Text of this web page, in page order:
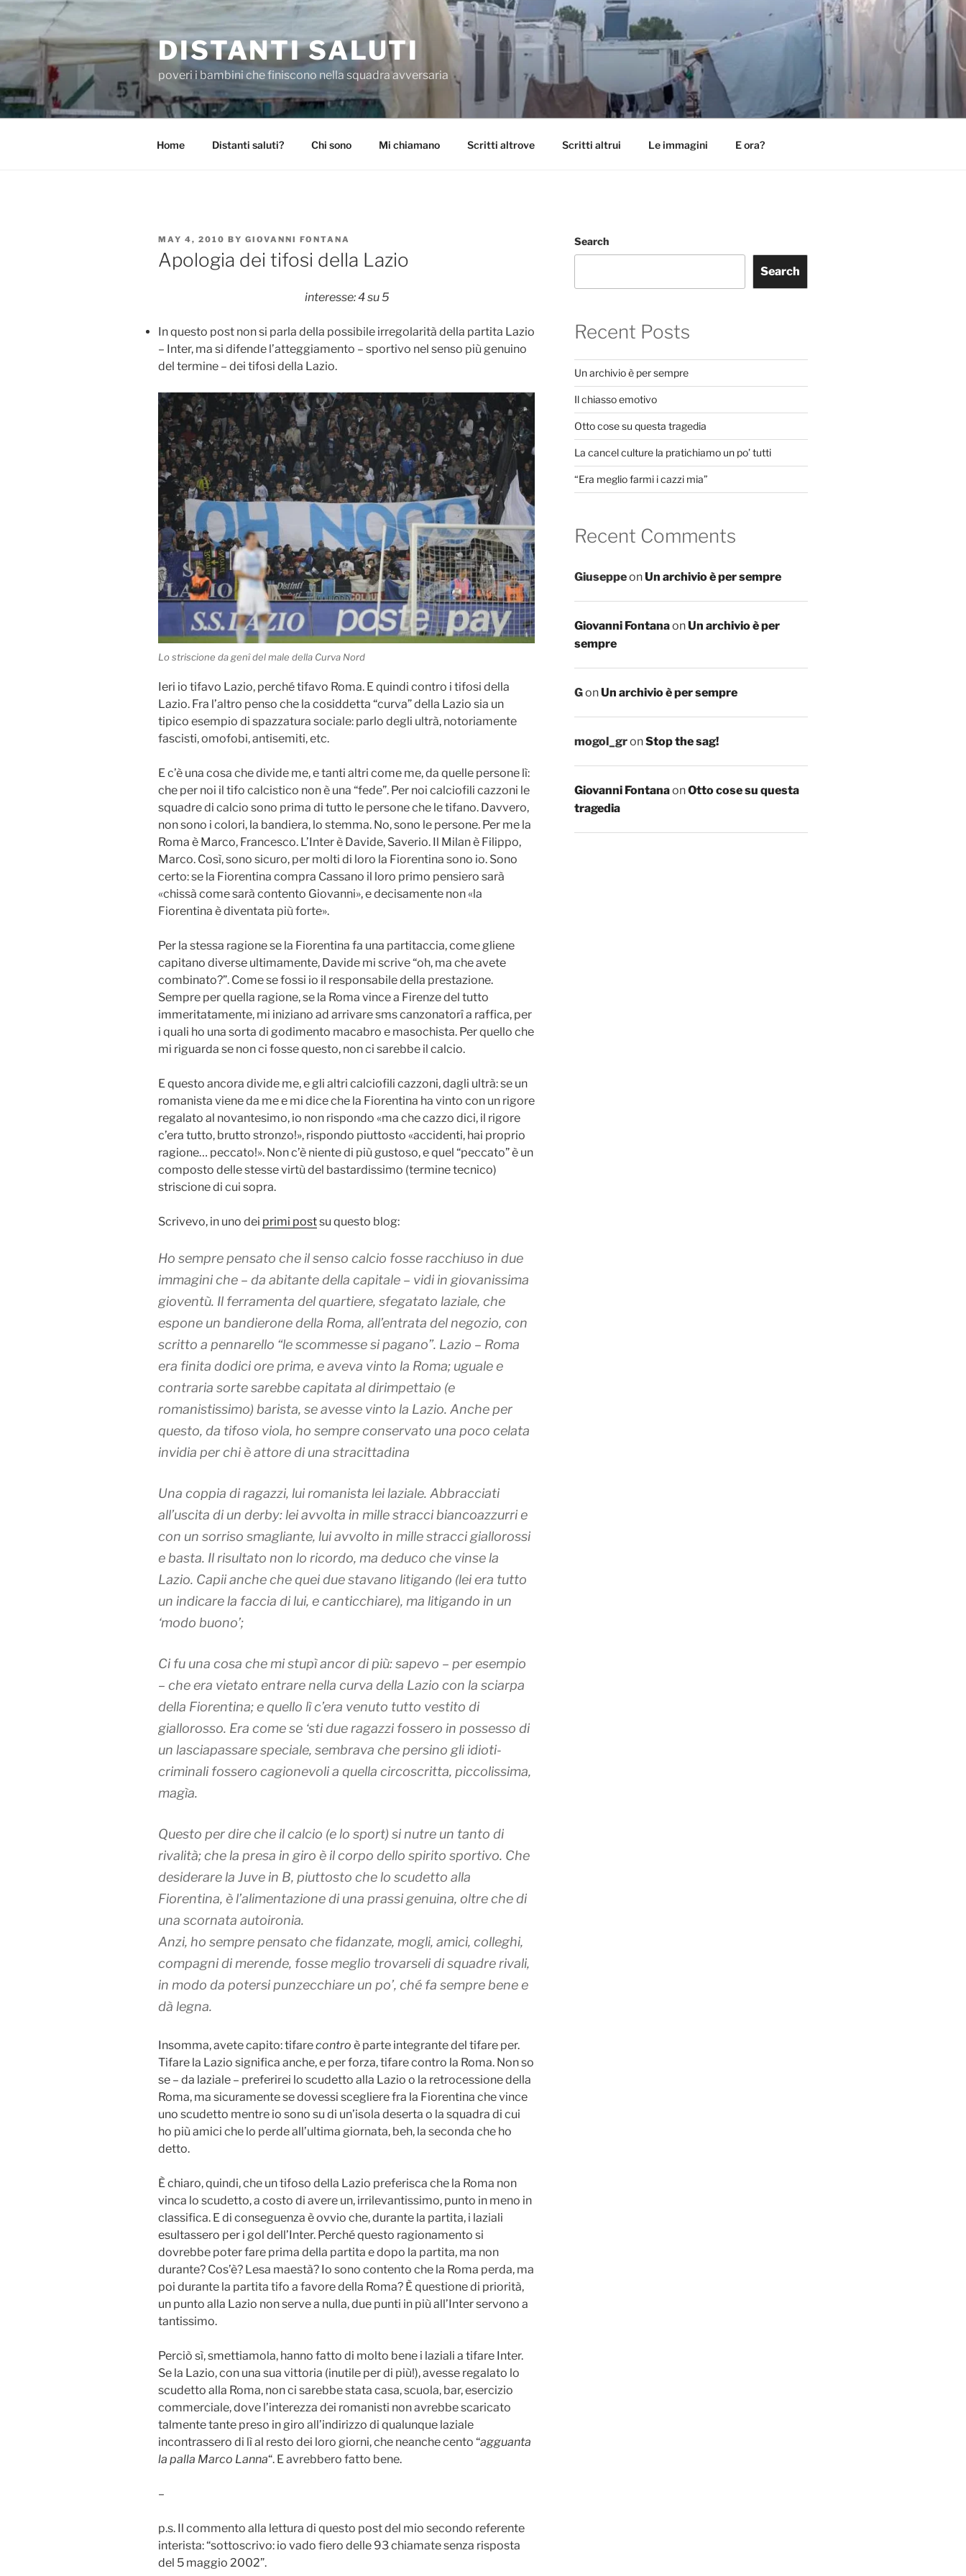
content
DISTANTI SALUTI
poveri i bambini che finiscono nella squadra avversaria
Home Distanti saluti? Chi sono Mi chiamano Scritti altrove Scritti altrui Le immagini E ora?
POSTED
ON
MAY 4, 2010 BY GIOVANNI FONTANA
Apologia dei tifosi della Lazio
interesse: 4 su 5
In questo post non si parla della possibile irregolarità della partita Lazio
– Inter, ma si difende l’atteggiamento – sportivo nel senso più genuino
del termine – dei tifosi della Lazio.
Lo striscione da genî del male della Curva Nord
Ieri io tifavo Lazio, perché tifavo Roma. E quindi contro i tifosi della
Lazio. Fra l’altro penso che la cosiddetta “curva” della Lazio sia un
tipico esempio di spazzatura sociale: parlo degli ultrà, notoriamente
fascisti, omofobi, antisemiti, etc.
E c’è una cosa che divide me, e tanti altri come me, da quelle persone lì:
che per noi il tifo calcistico non è una “fede”. Per noi calciofili cazzoni le
squadre di calcio sono prima di tutto le persone che le tifano. Davvero,
non sono i colori, la bandiera, lo stemma. No, sono le persone. Per me la
Roma è Marco, Francesco. L’Inter è Davide, Saverio. Il Milan è Filippo,
Marco. Così, sono sicuro, per molti di loro la Fiorentina sono io. Sono
certo: se la Fiorentina compra Cassano il loro primo pensiero sarà
«chissà come sarà contento Giovanni», e decisamente non «la
Fiorentina è diventata più forte».
Per la stessa ragione se la Fiorentina fa una partitaccia, come gliene
capitano diverse ultimamente, Davide mi scrive “oh, ma che avete
combinato?”. Come se fossi io il responsabile della prestazione.
Sempre per quella ragione, se la Roma vince a Firenze del tutto
immeritatamente, mi iniziano ad arrivare sms canzonatorî a raffica, per
i quali ho una sorta di godimento macabro e masochista. Per quello che
mi riguarda se non ci fosse questo, non ci sarebbe il calcio.
E questo ancora divide me, e gli altri calciofili cazzoni, dagli ultrà: se un
romanista viene da me e mi dice che la Fiorentina ha vinto con un rigore
regalato al novantesimo, io non rispondo «ma che cazzo dici, il rigore
c’era tutto, brutto stronzo!», rispondo piuttosto «accidenti, hai proprio
ragione… peccato!». Non c’è niente di più gustoso, e quel “peccato” è un
composto delle stesse virtù del bastardissimo (termine tecnico)
striscione di cui sopra.
Scrivevo, in uno dei primi postsu questo blog:
Ho sempre pensato che il senso calcio fosse racchiuso in due
immagini che – da abitante della capitale – vidi in giovanissima
gioventù. Il ferramenta del quartiere, sfegatato laziale, che
espone un bandierone della Roma, all’entrata del negozio, con
scritto a pennarello “le scommesse si pagano”. Lazio – Roma
era finita dodici ore prima, e aveva vinto la Roma; uguale e
contraria sorte sarebbe capitata al dirimpettaio (e
romanistissimo) barista, se avesse vinto la Lazio. Anche per
questo, da tifoso viola, ho sempre conservato una poco celata
invidia per chi è attore di una stracittadina
Una coppia di ragazzi, lui romanista lei laziale. Abbracciati
all’uscita di un derby: lei avvolta in mille stracci biancoazzurri e
con un sorriso smagliante, lui avvolto in mille stracci giallorossi
e basta. Il risultato non lo ricordo, ma deduco che vinse la
Lazio. Capii anche che quei due stavano litigando (lei era tutto
un indicare la faccia di lui, e canticchiare), ma litigando in un
‘modo buono’;
Ci fu una cosa che mi stupì ancor di più: sapevo – per esempio
– che era vietato entrare nella curva della Lazio con la sciarpa
della Fiorentina; e quello lì c’era venuto tutto vestito di
giallorosso. Era come se ‘sti due ragazzi fossero in possesso di
un lasciapassare speciale, sembrava che persino gli idioti-
criminali fossero cagionevoli a quella circoscritta, piccolissima,
magìa.
Questo per dire che il calcio (e lo sport) si nutre un tanto di
rivalità; che la presa in giro è il corpo dello spirito sportivo. Che
desiderare la Juve in B, piuttosto che lo scudetto alla
Fiorentina, è l’alimentazione di una prassi genuina, oltre che di
una scornata autoironia.
Anzi, ho sempre pensato che fidanzate, mogli, amici, colleghi,
compagni di merende, fosse meglio trovarseli di squadre rivali,
in modo da potersi punzecchiare un po’, ché fa sempre bene e
dà legna.
Insomma, avete capito: tifarecontro è parte integrante del tifare per.
Tifare la Lazio significa anche, e per forza, tifare contro la Roma. Non so
se – da laziale – preferirei lo scudetto alla Lazio o la retrocessione della
Roma, ma sicuramente se dovessi scegliere fra la Fiorentina che vince
uno scudetto mentre io sono su di un’isola deserta o la squadra di cui
ho più amici che lo perde all’ultima giornata, beh, la seconda che ho
detto.
È chiaro, quindi, che un tifoso della Lazio preferisca che la Roma non
vinca lo scudetto, a costo di avere un, irrilevantissimo, punto in meno in
classifica. E di conseguenza è ovvio che, durante la partita, i laziali
esultassero per i gol dell’Inter. Perché questo ragionamento si
dovrebbe poter fare prima della partita e dopo la partita, ma non
durante? Cos’è? Lesa maestà? Io sono contento che la Roma perda, ma
poi durante la partita tifo a favore della Roma? È questione di priorità,
un punto alla Lazio non serve a nulla, due punti in più all’Inter servono a
tantissimo.
Perciò sì, smettiamola, hanno fatto di molto bene i laziali a tifare Inter.
Se la Lazio, con una sua vittoria (inutile per di più!), avesse regalato lo
scudetto alla Roma, non ci sarebbe stata casa, scuola, bar, esercizio
commerciale, dove l’interezza dei romanisti non avrebbe scaricato
talmente tante preso in giro all’indirizzo di qualunque laziale
incontrassero di lì al resto dei loro giorni, che neanche cento “agguanta
la palla Marco Lanna“. E avrebbero fatto bene.
–
p.s. Il commento alla lettura di questo post del mio secondo referente
interista: “sottoscrivo: io vado fiero delle 93 chiamate senza risposta
del 5 maggio 2002”.
Search
Search
Recent Posts
Un archivio è per sempre
Il chiasso emotivo
Otto cose su questa tragedia
La cancel culture la pratichiamo un po’ tutti
“Era meglio farmi i cazzi mia”
Recent Comments
GiuseppeonUn archivio è per sempre
Giovanni FontanaonUn archivio è per
sempre
GonUn archivio è per sempre
mogol_gronStop the sag!
Giovanni FontanaonOtto cose su questa
tragedia